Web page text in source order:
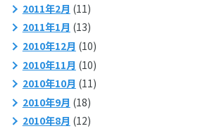
2011年2月 (11)
2011年1月 (13)
2010年12月 (10)
2010年11月 (10)
2010年10月 (11)
2010年9月 (18)
2010年8月 (12)